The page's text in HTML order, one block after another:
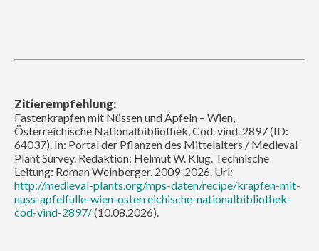
Zitierempfehlung:
Fastenkrapfen mit Nüssen und Äpfeln – Wien,
Österreichische Nationalbibliothek, Cod. vind. 2897 (ID:
64037). In: Portal der Pflanzen des Mittelalters / Medieval
Plant Survey. Redaktion: Helmut W. Klug. Technische
Leitung: Roman Weinberger. 2009-2026. Url:
http://medieval-plants.org/mps-daten/recipe/krapfen-mit-
nuss-apfelfulle-wien-osterreichische-nationalbibliothek-
cod-vind-2897/(10.08.2026).